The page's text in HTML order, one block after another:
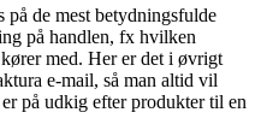
på de mest betydningsfulde
på handlen, fx hvilken
med. Her er det i øvrigt
e-mail, så man altid vil
på udkig efter produkter til en